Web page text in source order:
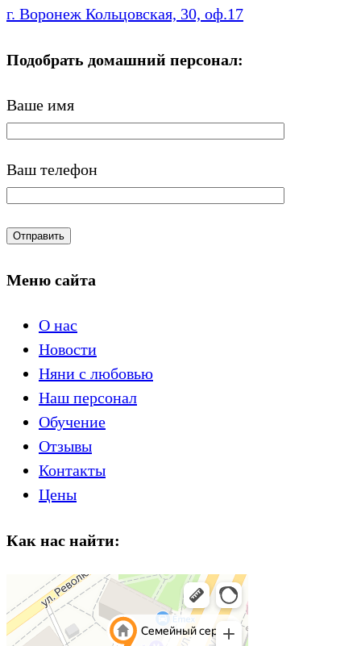
г. Воронеж Кольцовская, 30, оф.17
Подобрать домашний персонал:
Ваше имя
Ваш телефон
Меню сайта
О нас
Новости
Няни с любовью
Наш персонал
Обучение
Отзывы
Контакты
Цены
Как нас найти: